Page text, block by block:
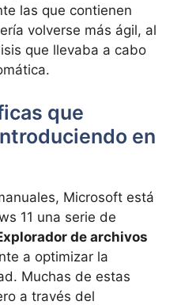
las que contienen
volverse más ágil, al
que llevaba a cabo
que
en
Microsoft está
11 una serie de
de archivos
a optimizar la
Muchas de estas
a través del